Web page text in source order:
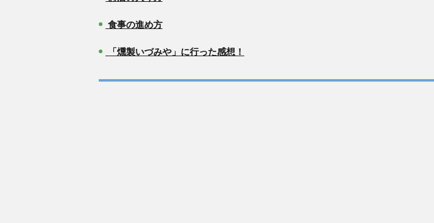
2.
3.
食事の進め方
4.
「燻製いづみや」に行った感想！